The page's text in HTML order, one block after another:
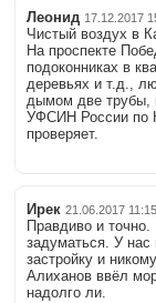
Леонид 17.12.2017
Чистый воздух в
На проспекте
подоконниках в
деревьях и т.д.,
дымом две трубы,
УФСИН России по
проверяет.
Ирек 21.06.2017 11:15
Правдиво и
задуматься. У нас
застройку и
Алиханов ввёл
надолго ли.